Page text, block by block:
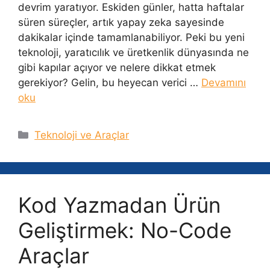
devrim yaratıyor. Eskiden günler, hatta haftalar
süren süreçler, artık yapay zeka sayesinde
dakikalar içinde tamamlanabiliyor. Peki bu yeni
teknoloji, yaratıcılık ve üretkenlik dünyasında ne
gibi kapılar açıyor ve nelere dikkat etmek
gerekiyor? Gelin, bu heyecan verici … Devamını
oku
Kategoriler
Teknoloji ve Araçlar
Kod Yazmadan Ürün
Geliştirmek: No-Code
Araçlar